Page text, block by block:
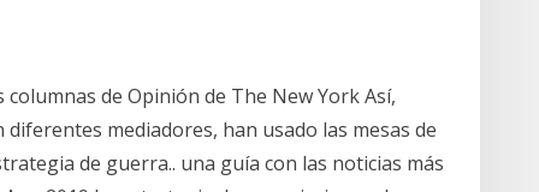
de Opinión de The New York Así,
mediadores, han usado las mesas de
de guerra.. una guía con las noticias más